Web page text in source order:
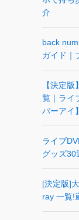
介
back
ガイド｜
【決定
覧｜ライ
バーアイ】
ライブ
グッズ30
[決定版]
ray 一覧!